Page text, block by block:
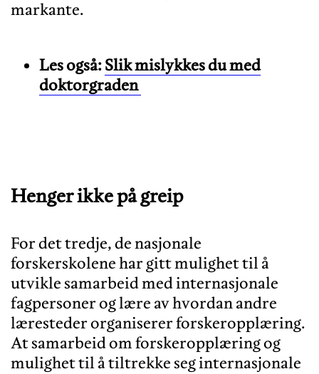
Les også:Slik mislykkes du med
doktorgraden
Henger ikke på greip
For det tredje, de nasjonale
forskerskolene har gitt mulighet til å
utvikle samarbeid med internasjonale
fagpersoner og lære av hvordan andre
læresteder organiserer forskeropplæring.
At samarbeid om forskeropplæring og
mulighet til å tiltrekke seg internasjonale